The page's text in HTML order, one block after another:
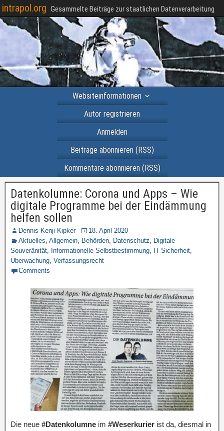
intrapol.org Gesammelte Beiträge zur staatlichen Datenverarbeitung
Websiteinformationen
Autor registrieren
Anmelden
Beiträge abonnieren (RSS)
Kommentare abonnieren (RSS)
Datenkolumne: Corona und Apps – Wie
digitale Programme bei der Eindämmung
helfen sollen
Dennis-Kenji Kipker
18. April 2020
Aktuelles, Allgemein, Behörden, Datenschutz, Digitale
Souveränität, Informationelle Selbstbestimmung, IT-Sicherheit,
Überwachung, Verfassungsrecht
Comments
Die neue #Datenkolumne im #Weserkurier ist da, diesmal in